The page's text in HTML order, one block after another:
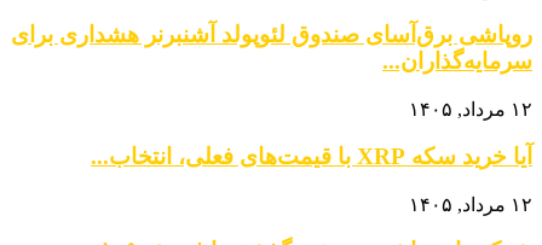
روپاشی برق‌آسای صندوق لئوپولد آشنبرنر هشداری برای
سرمایه‌گذاران...
۱۲ مرداد, ۱۴۰۵
آیا خرید سکه XRP با قیمت‌های فعلی، انتخاب...
۱۲ مرداد, ۱۴۰۵